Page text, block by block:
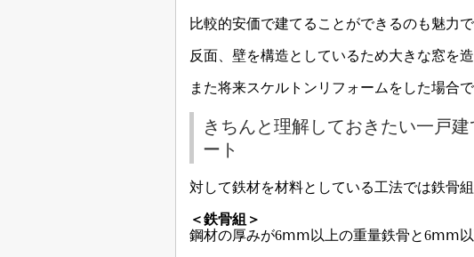
比較的安価で建てることができるのも魅力で
反面、壁を構造としているため大きな窓を
また将来スケルトンリフォームをした場合
きちんと理解しておきたい一戸
ート
対して鉄材を材料としている工法では鉄骨
＜鉄骨組＞
鋼材の厚みが6ⅿⅿ以上の重量鉄骨と6ⅿⅿ以